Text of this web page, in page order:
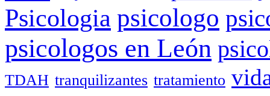
Psicologia psicologo
psicologos en León
TDAH tranquilizantes tratamiento